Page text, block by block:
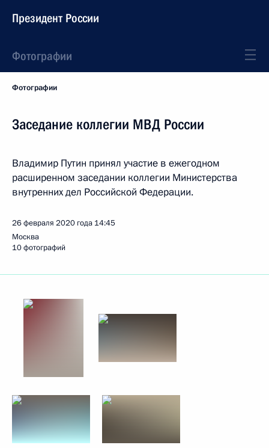
Президент России
Фотографии
Фотографии
Заседание коллегии МВД России
Владимир Путин принял участие в ежегодном
расширенном заседании коллегии Министерства
внутренних дел Российской Федерации.
26 февраля 2020 года 14:45
Москва
10 фотографий